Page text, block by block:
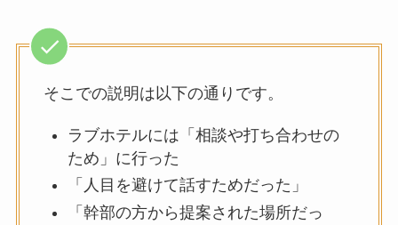
そこでの説明は以下の通りです。
ラブホテルには「相談や打ち合わせの
ため」に行った
「人目を避けて話すためだった」
「幹部の方から提案された場所だっ